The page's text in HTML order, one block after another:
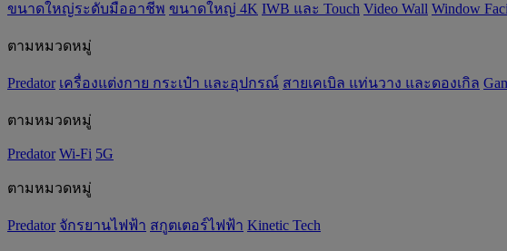
ขนาดใหญ่ระดับมืออาชีพ ขนาดใหญ่ 4K IWB และ Touch Video Wall Window
ตามหมวดหมู่
Predator เครื่องแต่งกาย กระเป๋า และอุปกรณ์ สายเคเบิล แท่นวาง และดองเกิล
ตามหมวดหมู่
Predator Wi-Fi 5G
ตามหมวดหมู่
Predator จักรยานไฟฟ้า สกูตเตอร์ไฟฟ้า Kinetic Tech